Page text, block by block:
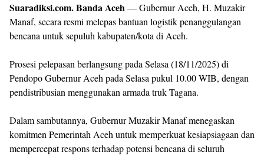
Suaradiksi.com. Banda Aceh— Gubernur Aceh, H. Muzakir
Manaf, secara resmi melepas bantuan logistik penanggulangan
bencana untuk sepuluh kabupaten/kota di Aceh.
Prosesi pelepasan berlangsung pada Selasa (18/11/2025) di
Pendopo Gubernur Aceh pada Selasa pukul 10.00 WIB, dengan
pendistribusian menggunakan armada truk Tagana.
Dalam sambutannya, Gubernur Muzakir Manaf menegaskan
komitmen Pemerintah Aceh untuk memperkuat kesiapsiagaan dan
mempercepat respons terhadap potensi bencana di seluruh